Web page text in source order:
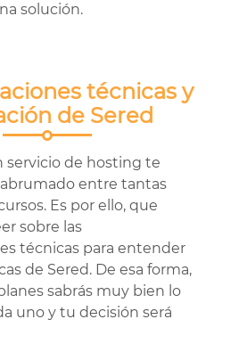
solución.
técnicas y
de Sered
servicio de hosting te
entre tantas
Es por ello, que
sobre las
técnicas para entender
de Sered. De esa forma,
sabrás muy bien lo
uno y tu decisión será